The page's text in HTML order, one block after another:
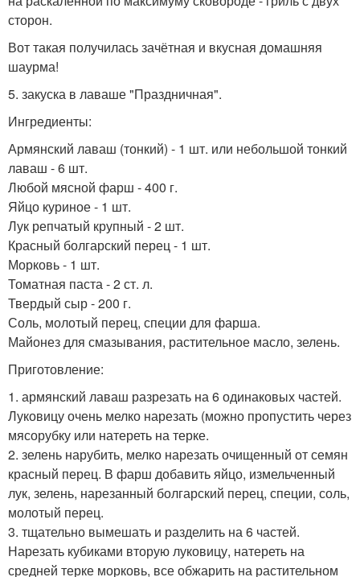
сторон.
Вот такая получилась зачётная и вкусная домашняя
шаурма!
5. закуска в лаваше "Праздничная".
Ингредиенты:
Армянский лаваш (тонкий) - 1 шт. или небольшой тонкий
лаваш - 6 шт.
Любой мясной фарш - 400 г.
Яйцо куриное - 1 шт.
Лук репчатый крупный - 2 шт.
Красный болгарский перец - 1 шт.
Морковь - 1 шт.
Томатная паста - 2 ст. л.
Твердый сыр - 200 г.
Соль, молотый перец, специи для фарша.
Майонез для смазывания, растительное масло, зелень.
Приготовление:
1. армянский лаваш разрезать на 6 одинаковых частей.
Луковицу очень мелко нарезать (можно пропустить через
мясорубку или натереть на терке.
2. зелень нарубить, мелко нарезать очищенный от семян
красный перец. В фарш добавить яйцо, измельченный
лук, зелень, нарезанный болгарский перец, специи, соль,
молотый перец.
3. тщательно вымешать и разделить на 6 частей.
Нарезать кубиками вторую луковицу, натереть на
средней терке морковь, все обжарить на растительном